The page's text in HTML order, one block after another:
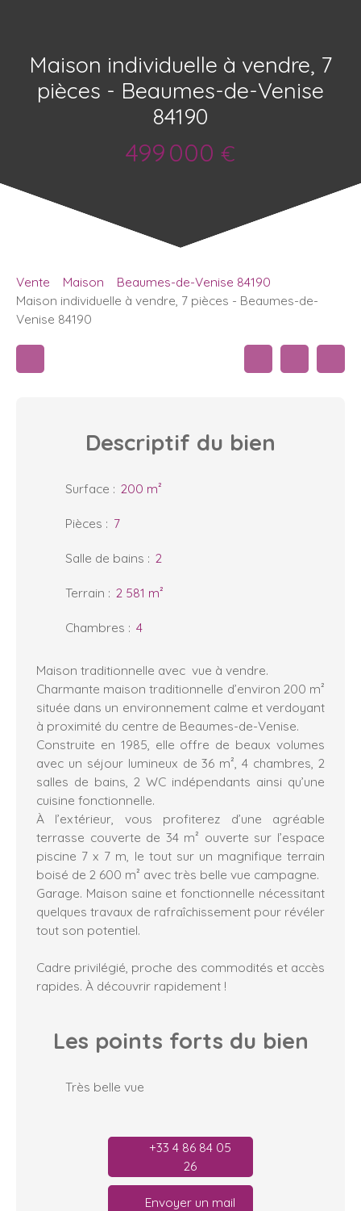
Maison individuelle à vendre, 7
pièces - Beaumes-de-Venise
84190
499 000 €
Vente Maison
Beaumes-de-Venise 84190
Maison individuelle à vendre, 7 pièces - Beaumes-de-
Venise 84190
Descriptif du bien
Surface : 200 m²
Pièces : 7
Salle de bains : 2
Terrain : 2 581 m²
Chambres : 4
Maison traditionnelle avec vue à vendre.
Charmante maison traditionnelle d’environ 200 m²
située dans un environnement calme et verdoyant
à proximité du centre de Beaumes-de-Venise.
Construite en 1985, elle offre de beaux volumes
avec un séjour lumineux de 36 m², 4 chambres, 2
salles de bains, 2 WC indépendants ainsi qu’une
cuisine fonctionnelle.
À l’extérieur, vous profiterez d’une agréable
terrasse couverte de 34 m² ouverte sur l’espace
piscine 7 x 7 m, le tout sur un magnifique terrain
boisé de 2 600 m² avec très belle vue campagne.
Garage. Maison saine et fonctionnelle nécessitant
quelques travaux de rafraîchissement pour révéler
tout son potentiel.
Cadre privilégié, proche des commodités et accès
rapides. À découvrir rapidement !
Les points forts du bien
Très belle vue
+33 4 86 84 05
26
Envoyer un mail